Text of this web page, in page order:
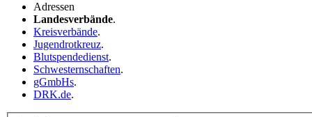
Adressen
Landesverbände.
Kreisverbände.
Jugendrotkreuz.
Blutspendedienst.
Schwesternschaften.
gGmbHs.
DRK.de.